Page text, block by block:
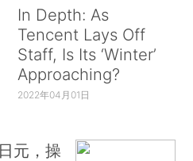
In Depth: As
Tencent Lays Off
Staff, Is Its ‘Winter’
Approaching?
2022年04月01日
元，操